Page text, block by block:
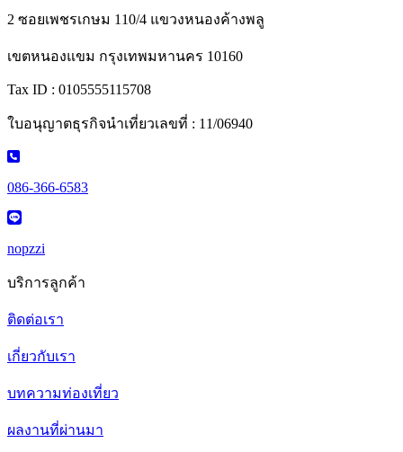
2 ซอยเพชรเกษม 110/4 แขวงหนองค้างพลู
เขตหนองแขม กรุงเทพมหานคร 10160
Tax ID : 0105555115708
ใบอนุญาตธุรกิจนำเที่ยวเลขที่ : 11/06940
086-366-6583
nopzzi
บริการลูกค้า
ติดต่อเรา
เกี่ยวกับเรา
บทความท่องเที่ยว
ผลงานที่ผ่านมา